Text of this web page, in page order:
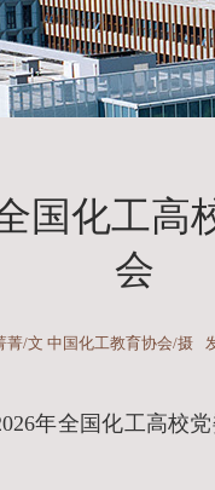
国化工高
会
菁/文 中国化工教育协会/摄
年全国化工高校